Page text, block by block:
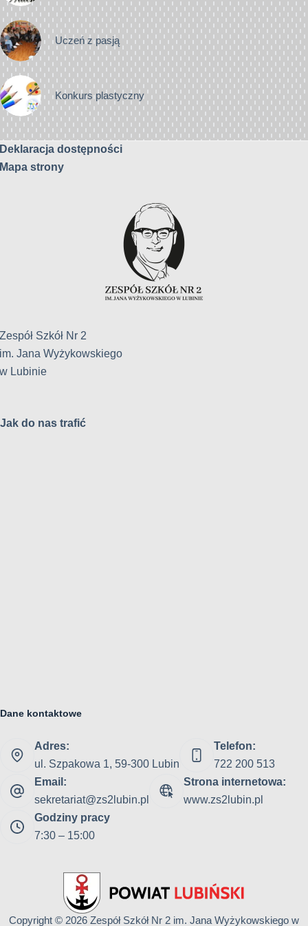
Uczeń z pasją
Konkurs plastyczny
Deklaracja dostępności
Mapa strony
Zespół Szkół Nr 2
im. Jana Wyżykowskiego
w Lubinie
Jak do nas trafić
Dane kontaktowe
Adres:
ul. Szpakowa 1, 59-300 Lubin
Telefon:
722 200 513
Email:
sekretariat@zs2lubin.pl
Strona internetowa:
www.zs2lubin.pl
Godziny pracy
7:30 – 15:00
Copyright © 2026 Zespół Szkół Nr 2 im. Jana Wyżykowskiego w